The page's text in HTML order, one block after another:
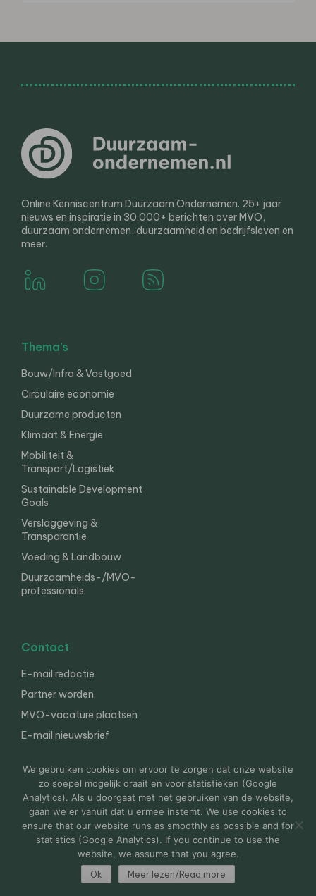
Online Kenniscentrum Duurzaam Ondernemen. 25+ jaar
nieuws en inspiratie in 30.000+ berichten over MVO,
duurzaam ondernemen, duurzaamheid en bedrijfsleven en
meer.
Thema’s
Bouw/Infra & Vastgoed
Circulaire economie
Duurzame producten
Klimaat & Energie
Mobiliteit &
Transport/Logistiek
Sustainable Development
Goals
Verslaggeving &
Transparantie
Voeding & Landbouw
Duurzaamheids-/MVO-
professionals
Contact
E-mail redactie
Partner worden
MVO-vacature plaatsen
E-mail nieuwsbrief
© 2000-2026 Van der Molen EIS Colofon
Disclaimer
Privacy
We gebruiken cookies om ervoor te zorgen dat onze website
zo soepel mogelijk draait en voor statistieken (Google
Analytics). Als u doorgaat met het gebruiken van de website,
gaan we er vanuit dat u ermee instemt. We use cookies to
ensure that our website runs as smoothly as possible and for
statistics (Google Analytics). If you continue to use the
website, we assume that you agree.
Ok Meer lezen/Read more